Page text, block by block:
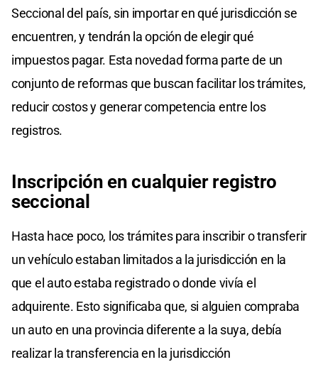
Seccional del país, sin importar en qué jurisdicción se
encuentren, y tendrán la opción de elegir qué
impuestos pagar. Esta novedad forma parte de un
conjunto de reformas que buscan facilitar los trámites,
reducir costos y generar competencia entre los
registros.
Inscripción en cualquier registro
seccional
Hasta hace poco, los trámites para inscribir o transferir
un vehículo estaban limitados a la jurisdicción en la
que el auto estaba registrado o donde vivía el
adquirente. Esto significaba que, si alguien compraba
un auto en una provincia diferente a la suya, debía
realizar la transferencia en la jurisdicción